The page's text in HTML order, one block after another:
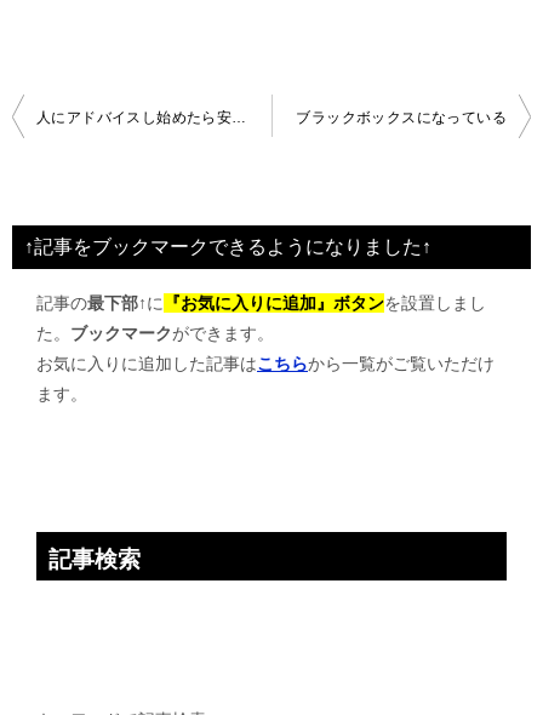
投
ビ
ゲ
ブラックボックスになっている
↑記事をブックマークできるようになりました↑
記事の最下部↑に 『お気に入りに追加』ボタンを設置しまし
た。 ブックマークができます。
お気に入りに追加した記事はこちらから一覧がご覧いただけ
ます。
記事検索